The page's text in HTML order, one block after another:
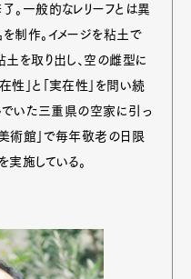
一般的なレリーフとは異
制作。イメージを粘土で
土を取り出し、空の雌型に
性」と「実在性」を問い続
でいた三重県の空家に引っ
術館」で毎年敬老の日限
実施している。